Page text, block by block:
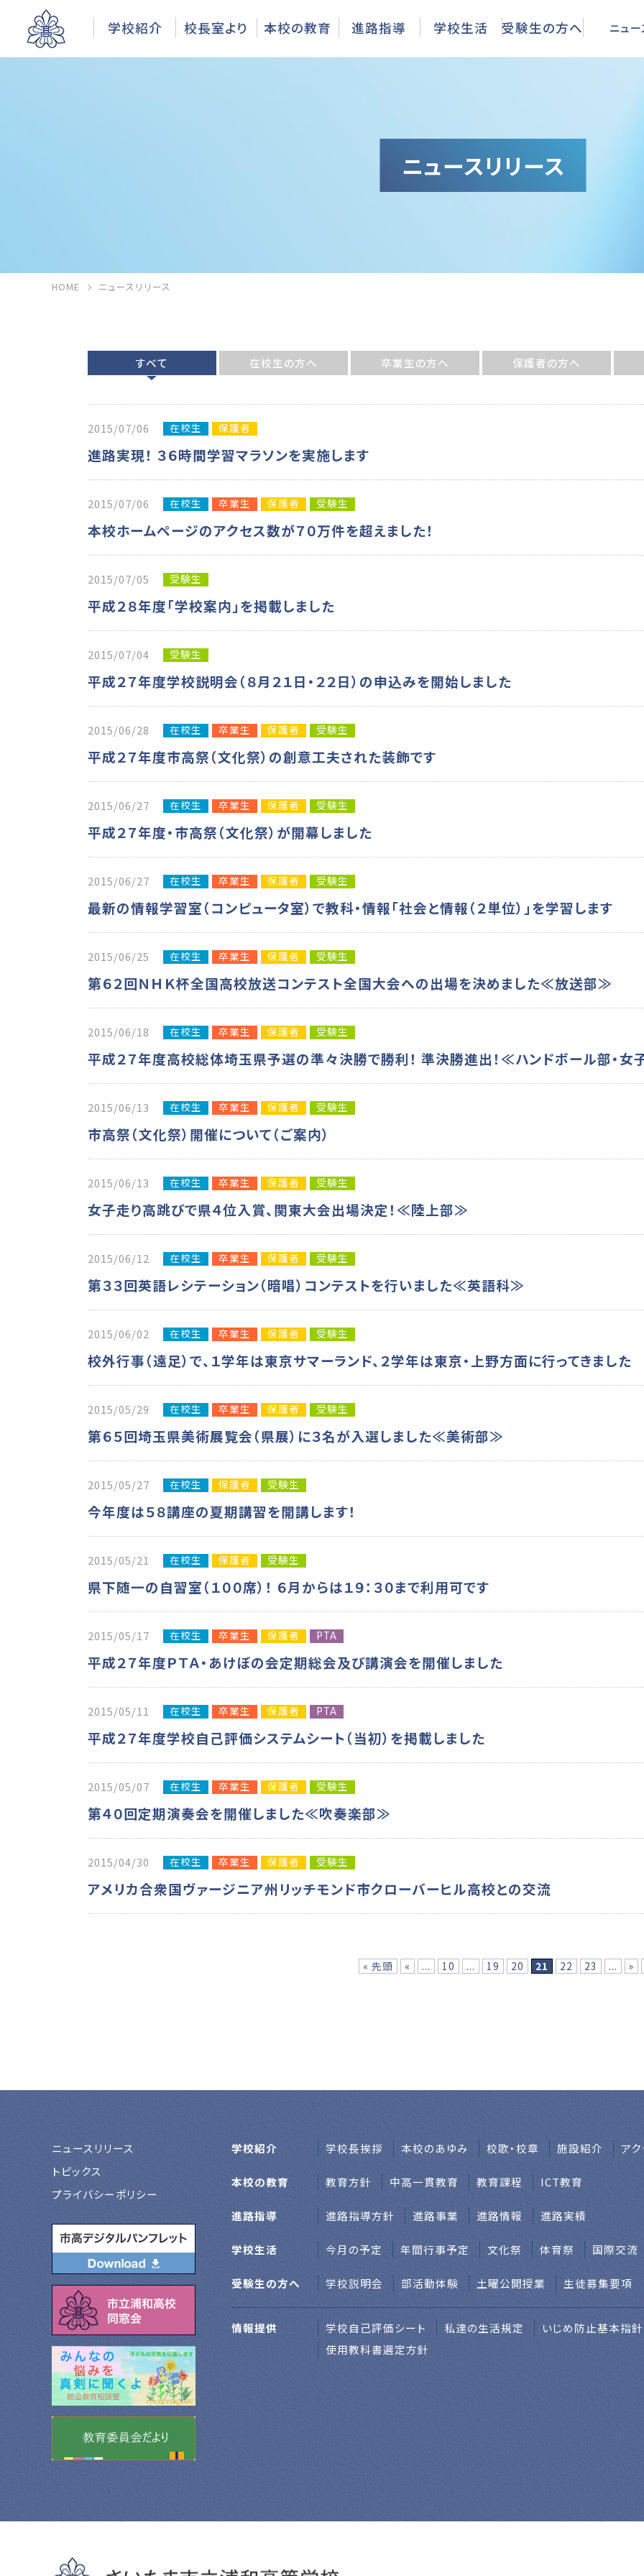
ニュー
ニュースリリース
HOME ニュースリリース
すべて 在校生の方へ 卒業生の方へ 保護者の方へ
2015/07/06 在校生 保護者
進路実現！ ３６時間学習マラソンを実施します
2015/07/06 在校生 卒業生 保護者 受験生
本校ホームページのアクセス数が７０万件を超えました！
2015/07/05 受験生
平成２８年度「学校案内」を掲載しました
2015/07/04 受験生
平成２７年度学校説明会（８月２１日・２２日）の申込みを開始しました
2015/06/28 在校生 卒業生 保護者 受験生
平成２７年度市高祭（文化祭）の創意工夫された装飾です
2015/06/27 在校生 卒業生 保護者 受験生
平成２７年度・市高祭（文化祭）が開幕しました
2015/06/27 在校生 卒業生 保護者 受験生
最新の情報学習室（コンピュータ室）で教科・情報「社会と情報（２単位）」を学習します
2015/06/25 在校生 卒業生 保護者 受験生
第６２回ＮＨＫ杯全国高校放送コンテスト全国大会への出場を決めました≪放送部≫
2015/06/18 在校生 卒業生 保護者 受験生
平成２７年度高校総体埼玉県予選の準々決勝で勝利！ 準決勝進出！≪ハンドボール部・
2015/06/13 在校生 卒業生 保護者 受験生
市高祭（文化祭）開催について（ご案内）
2015/06/13 在校生 卒業生 保護者 受験生
女子走り高跳びで県４位入賞、関東大会出場決定！≪陸上部≫
2015/06/12 在校生 卒業生 保護者 受験生
第３３回英語レシテーション（暗唱）コンテストを行いました≪英語科≫
2015/06/02 在校生 卒業生 保護者 受験生
校外行事（遠足）で、１学年は東京サマーランド、２学年は東京・上野方面に行ってきました
2015/05/29 在校生 卒業生 保護者 受験生
第６５回埼玉県美術展覧会（県展）に３名が入選しました≪美術部≫
2015/05/27 在校生 保護者 受験生
今年度は５８講座の夏期講習を開講します！
2015/05/21 在校生 保護者 受験生
県下随一の自習室（１００席）！ ６月からは１９：３０まで利用可です
2015/05/17 在校生 卒業生 保護者 PTA
平成２７年度ＰＴＡ・あけぼの会定期総会及び講演会を開催しました
2015/05/11 在校生 卒業生 保護者 PTA
平成２７年度学校自己評価システムシート（当初）を掲載しました
2015/05/07 在校生 卒業生 保護者 受験生
第４０回定期演奏会を開催しました≪吹奏楽部≫
2015/04/30 在校生 卒業生 保護者 受験生
アメリカ合衆国ヴァージニア州リッチモンド市クローバーヒル高校との交流
« 先頭 « ... 10 ... 19 20 21 22 23 ... »
学校紹介 校長室より 本校の教育 進路指導 学校生活 受験生の方へ ニュ
ニュースリリース
トピックス
プライバシーポリシー
学校紹介 学校⻑挨拶 本校のあゆみ 校歌・校章 施設紹介 ア
本校の教育 教育方針 中高一貫教育 教育課程 ICT教育
進路指導 進路指導方針 進路事業 進路情報 進路実績
学校生活 今月の予定 年間行事予定 文化祭 体育祭 国際交流
受験生の方へ 学校説明会 部活動体験 土曜公開授業 生徒募集要項
情報提供 学校自己評価シート 私達の生活規定
いじめ防止基本指針
使用教科書選定方針